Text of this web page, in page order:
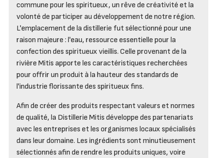
commune pour les spiritueux, un rêve de créativité et la
volonté de participer au développement de notre région.
L'emplacement de la distillerie fut sélectionné pour une
raison majeure : l'eau, ressource essentielle pour la
confection des spiritueux vieillis. Celle provenant de la
rivière Mitis apporte les caractéristiques recherchées
pour offrir un produit à la hauteur des standards de
l'industrie florissante des spiritueux fins.
Afin de créer des produits respectant valeurs et normes
de qualité, la Distillerie Mitis développe des partenariats
avec les entreprises et les organismes locaux spécialisés
dans leur domaine. Les ingrédients sont minutieusement
sélectionnés afin de rendre les produits uniques, voire